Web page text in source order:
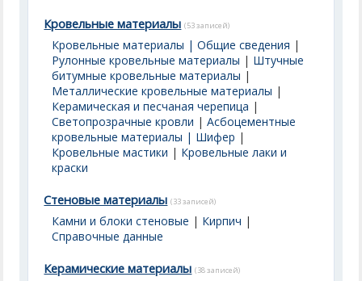
Кровельные материалы (53 записей)
Кровельные материалы | Общие сведения |
Рулонные кровельные материалы | Штучные
битумные кровельные материалы |
Металлические кровельные материалы |
Керамическая и песчаная черепица |
Светопрозрачные кровли |Асбоцементные
кровельные материалы | Шифер |
Кровельные мастики | Кровельные лаки и
краски
Стеновые материалы (33 записей)
Камни и блоки стеновые | Кирпич |
Справочные данные
Керамические материалы (38 записей)